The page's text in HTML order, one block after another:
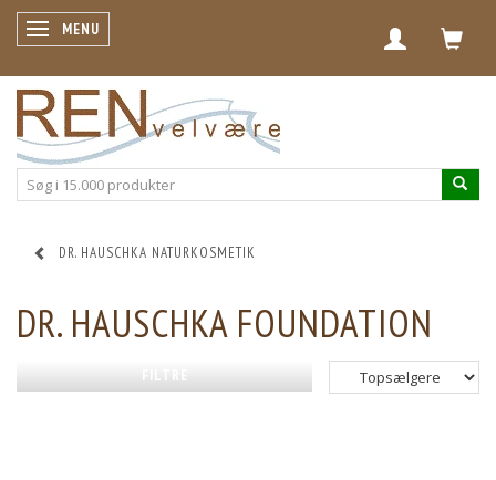
SKIFTE NAVIGATION
MENU
DR. HAUSCHKA NATURKOSMETIK
DR. HAUSCHKA FOUNDATION
FILTRE